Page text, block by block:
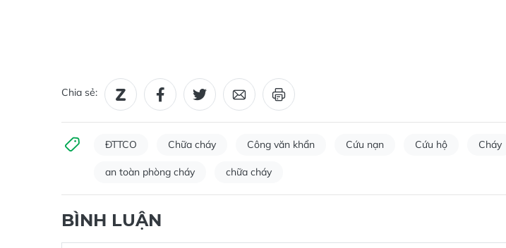
Chia sẻ:
ĐTTCO Chữa cháy Công văn khẩn Cứu nạn Cứu hộ Cháy
an toàn phòng cháy chữa cháy
BÌNH LUẬN